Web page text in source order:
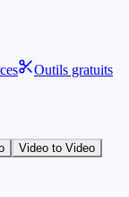
Outils gratuits
Video to Video